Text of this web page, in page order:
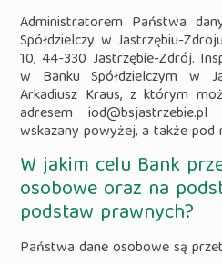
Administratorem Państwa
Spółdzielczy w Jastrzębiu-
10, 44-330 Jastrzębie-Zdrój.
w Banku Spółdzielczym w
Arkadiusz Kraus, z którym
adresem
wskazany powyżej, a także pod
W jakim celu Bank
osobowe oraz na
podstaw prawnych?
Państwa dane osobowe są